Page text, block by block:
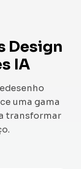
Design
IA
uma gama
transformar